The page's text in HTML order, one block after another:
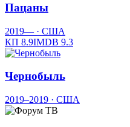
Пацаны
2019— · США
КП 8.9IMDB 9.3
Чернобыль
2019–2019 · США